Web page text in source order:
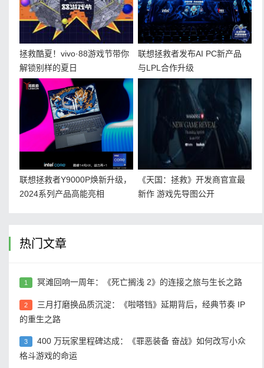
拯救酷夏！vivo·88游戏节带你
解锁别样的夏日
联想拯救者发布AI PC新产品
与LPL合作升级
联想拯救者Y9000P焕新升级，
2024系列产品高能亮相
《天国：拯救》开发商官宣最
新作 游戏先导图公开
热门文章
1 冥滩回响一周年：《死亡搁浅 2》的连接之旅与生长之路
2
三月打磨换品质沉淀：《啦嗒铛》延期背后，经典节奏 IP
的重生之路
3
400 万玩家里程碑达成：《罪恶装备 奋战》如何改写小众
格斗游戏的命运